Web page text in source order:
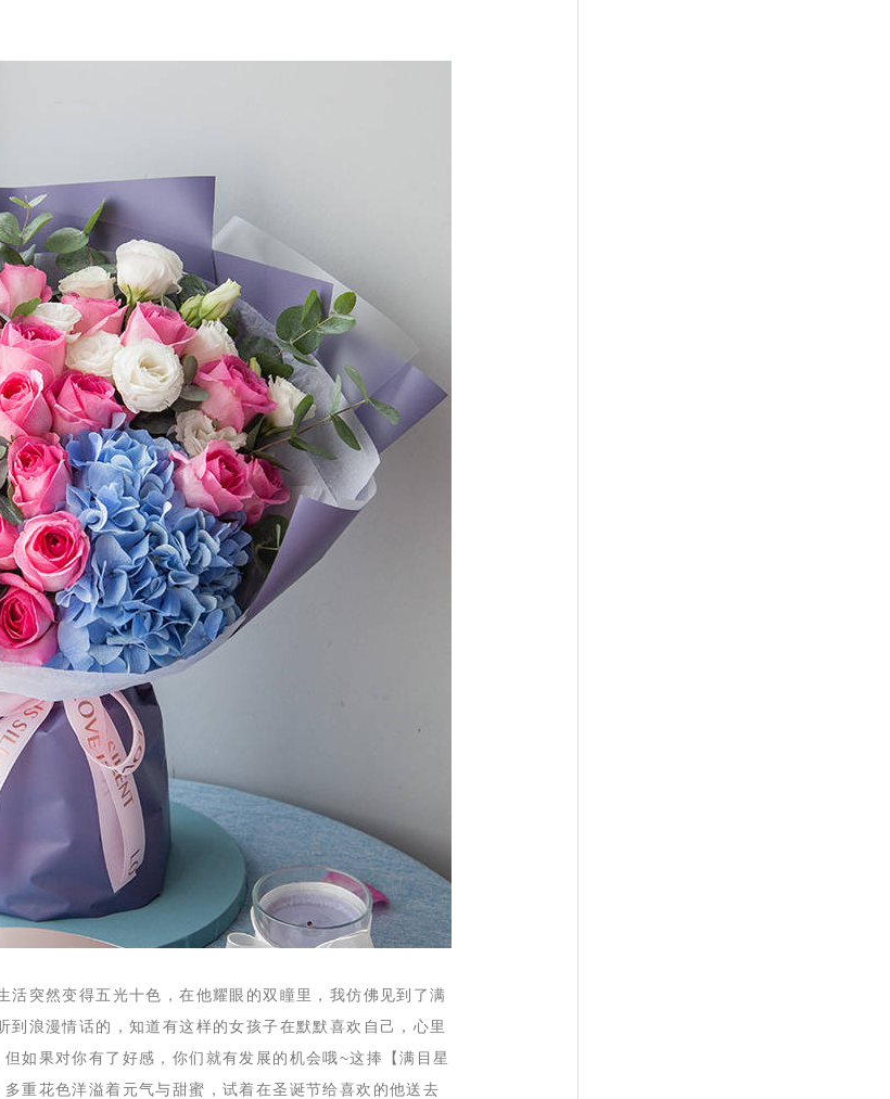
活突然变得五光十色，在他耀眼的双瞳里，我仿佛见到了满
到浪漫情话的，知道有这样的女孩子在默默喜欢自己，心里
如果对你有了好感，你们就有发展的机会哦~这捧【满目星
重花色洋溢着元气与甜蜜，试着在圣诞节给喜欢的他送去